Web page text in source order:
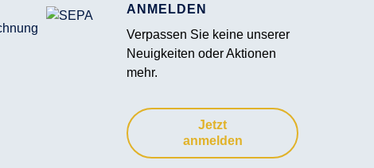
ANMELDEN
Verpassen Sie keine unserer
Neuigkeiten oder Aktionen
mehr.
Jetzt
anmelden